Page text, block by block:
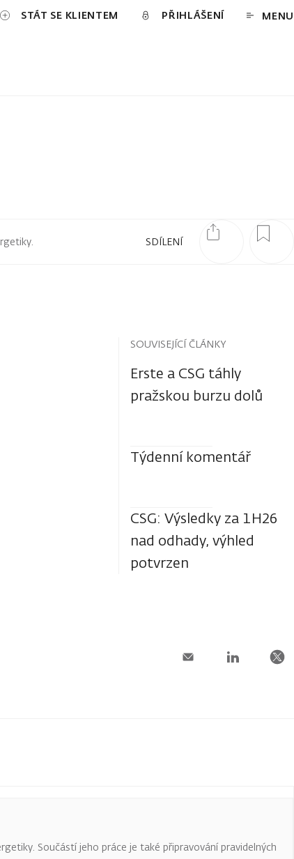
STÁT SE KLIENTEM PŘIHLÁŠENÍ MENU
SDÍLENÍ
SOUVISEJÍCÍ ČLÁNKY
Erste a CSG táhly
pražskou burzu dolů
Týdenní komentář
CSG: Výsledky za 1H26
nad odhady, výhled
potvrzen
Součástí jeho práce je také připravování pravidelných